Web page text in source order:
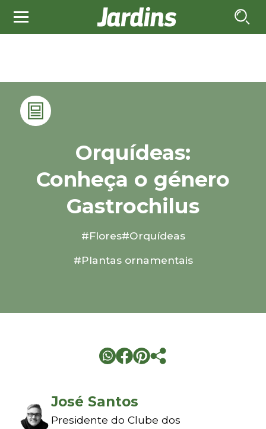
Orquídeas:
Conheça o género
Gastrochilus
#Flores#Orquídeas
#Plantas ornamentais
José Santos
Presidente do Clube dos